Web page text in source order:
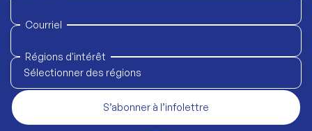
Courriel
Régions d'intérêt
Sélectionner des régions
S’abonner à l’infolettre